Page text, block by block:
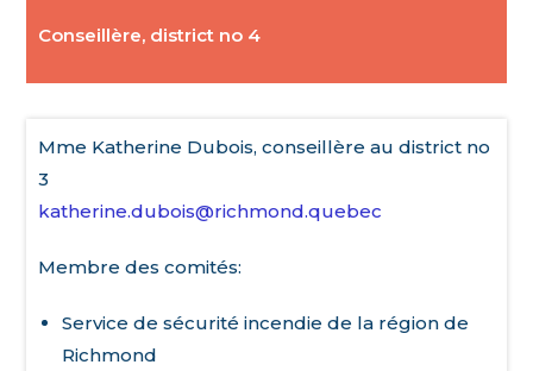
Conseillère, district no 4
Mme Katherine Dubois, conseillère au district no
3
katherine.dubois@richmond.quebec
Membre des comités:
Service de sécurité incendie de la région de
Richmond